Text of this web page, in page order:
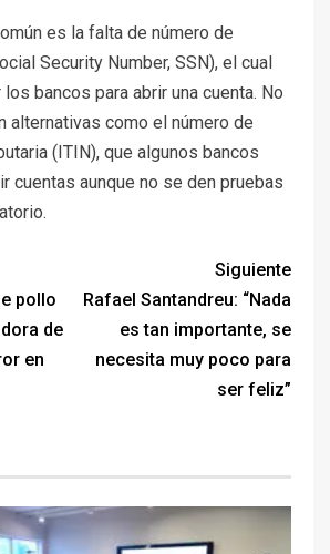
es la falta de número de
Security Number, SSN), el cual
bancos para abrir una cuenta. No
alternativas como el número de
(ITIN), que algunos bancos
cuentas aunque no se den pruebas
pollo
de
en
Siguiente
Rafael Santandreu: “Nada
es tan importante, se
necesita muy poco para
ser feliz”